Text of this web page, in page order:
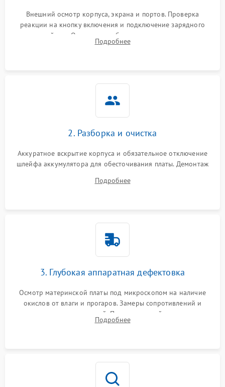
Внешний осмотр корпуса, экрана и портов. Проверка
реакции на кнопку включения и подключение зарядного
устройства. Оценка потребления тока с помощью
лабораторного блока питания для локализации проблемы.
Подробнее
2. Разборка и очистка
Аккуратное вскрытие корпуса и обязательное отключение
шлейфа аккумулятора для обесточивания платы. Демонтаж
высохшей термопасты с кристаллов чипов.
Подробнее
3. Глубокая аппаратная дефектовка
Осмотр материнской платы под микроскопом на наличие
окислов от влаги и прогаров. Замеры сопротивлений и
дежурных напряжений. Проверка цепей питания,
мультиконтроллера, процессора и видеочипа.
Подробнее